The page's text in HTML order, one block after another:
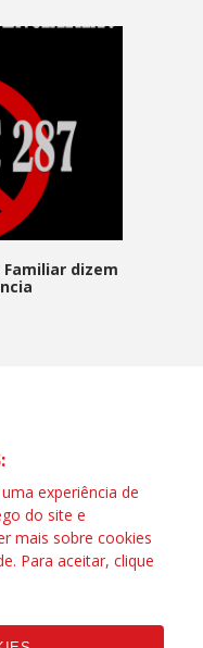
dizem
experiência de
do site e
mais sobre cookies
. Para aceitar, clique